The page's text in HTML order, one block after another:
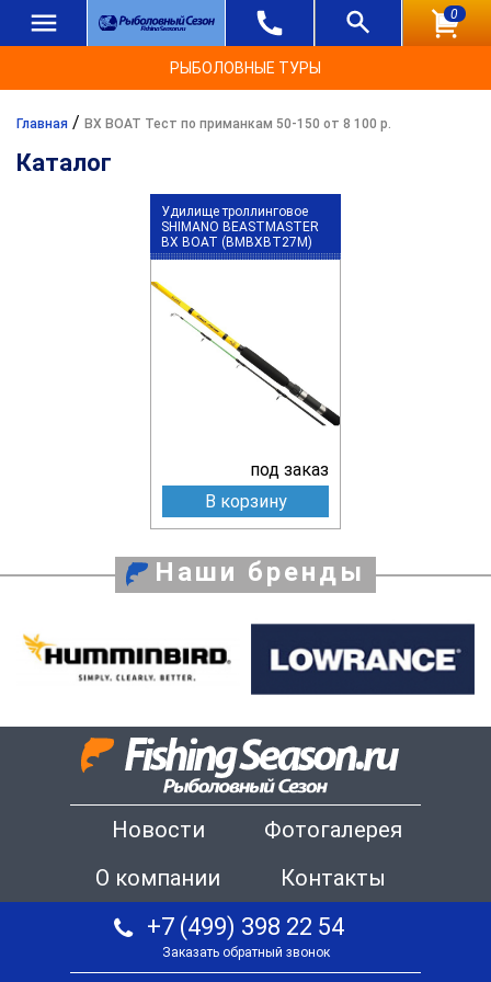
0
РЫБОЛОВНЫЕ ТУРЫ
Главная / BX BOAT Тест по приманкам 50-150 от 8 100 р.
Каталог
Удилище троллинговое
SHIMANO BEASTMASTER
BX BOAT (BMBXBT27M)
под заказ
В корзину
Наши бренды
Новости
Фотогалерея
О компании
Контакты
+7 (499) 398 22 54
Заказать обратный звонок